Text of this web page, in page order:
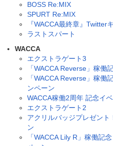
BOSS Re:MIX
SPURT Re:MIX
『WACCA最終章』Twitter
ラストスパート
WACCA
エクストラゲート3
「WACCA Reverse」稼働
「WACCA Reverse」稼働
ンペーン
WACCA稼働2周年 記念イ
エクストラゲート2
アクリルバッジプレゼン
ン
「WACCA Lily R」稼働記